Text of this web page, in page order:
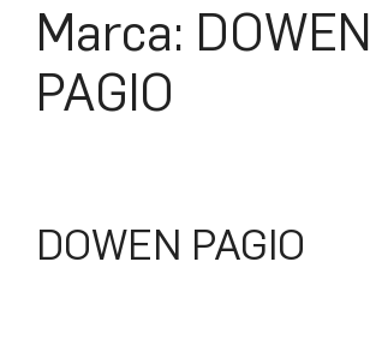
Marca: DOWEN
PAGIO
DOWEN PAGIO